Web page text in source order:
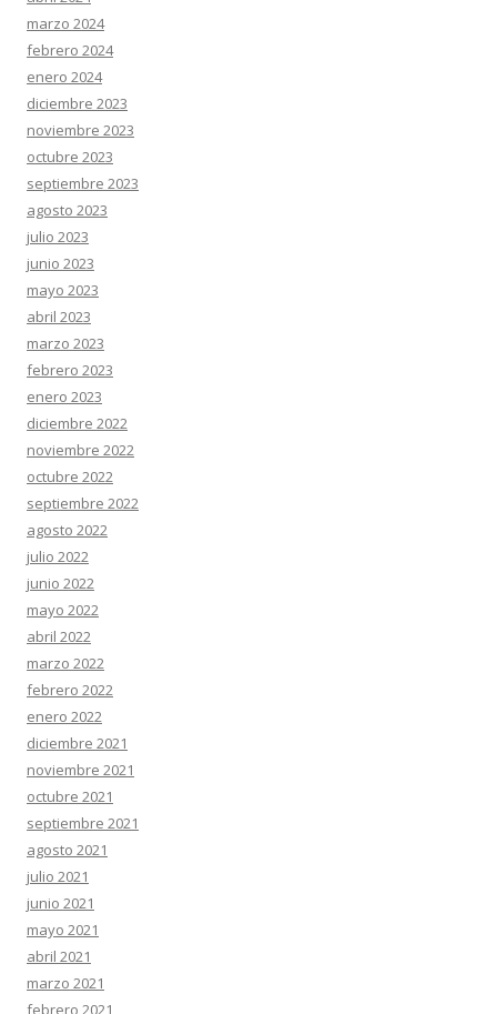
marzo 2024
febrero 2024
enero 2024
diciembre 2023
noviembre 2023
octubre 2023
septiembre 2023
agosto 2023
julio 2023
junio 2023
mayo 2023
abril 2023
marzo 2023
febrero 2023
enero 2023
diciembre 2022
noviembre 2022
octubre 2022
septiembre 2022
agosto 2022
julio 2022
junio 2022
mayo 2022
abril 2022
marzo 2022
febrero 2022
enero 2022
diciembre 2021
noviembre 2021
octubre 2021
septiembre 2021
agosto 2021
julio 2021
junio 2021
mayo 2021
abril 2021
marzo 2021
febrero 2021